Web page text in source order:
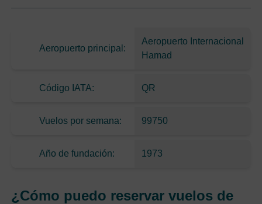
Aeropuerto principal:
Aeropuerto Internacional
Hamad
Código IATA: QR
Vuelos por semana: 99750
Año de fundación: 1973
¿Cómo puedo reservar vuelos de